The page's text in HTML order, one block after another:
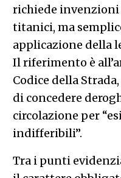
richiede
titanici, ma
applicazione della
Il riferimento è
Codice della
di concedere
circolazione per
indifferibili”.
Tra i punti